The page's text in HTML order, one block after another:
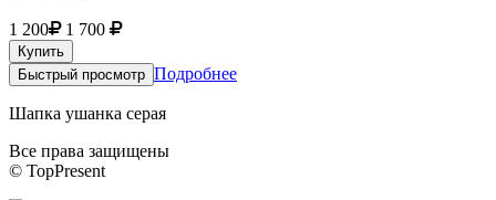
1 200 1 700
Купить
Быстрый просмотр Подробнее
Шапка ушанка серая
Все права защищены
© TopPresent